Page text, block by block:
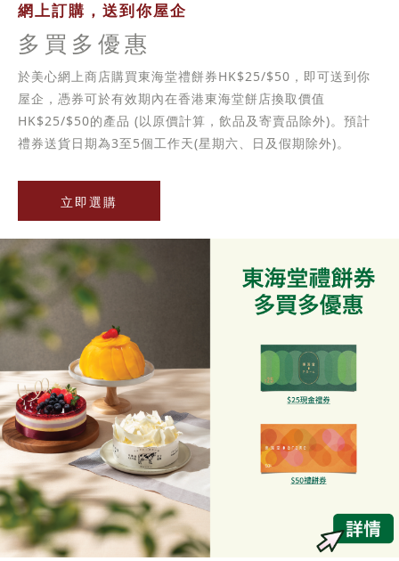
網上訂購，送到你屋企
多買多優惠
於美心網上商店購買東海堂禮餅券HK$25/$50，即可送到你
屋企，憑券可於有效期內在香港東海堂餅店換取價值
HK$25/$50的產品 (以原價計算，飲品及寄賣品除外)。預計
禮券送貨日期為3至5個工作天(星期六、日及假期除外)。
立即選購